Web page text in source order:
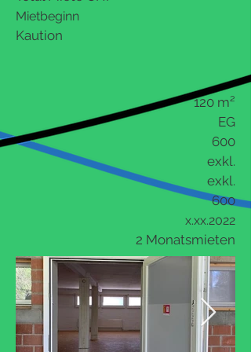
Mietbeginn
Kaution
120 m²
EG
600
exkl.
exkl.
600
x.xx.2022
2 Monatsmieten